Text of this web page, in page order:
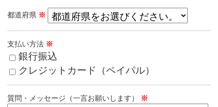
都道府県 ※
支払い方法 ※
銀行振込
クレジットカード（ペイパル）
質問・メッセージ（一言お願いします） ※